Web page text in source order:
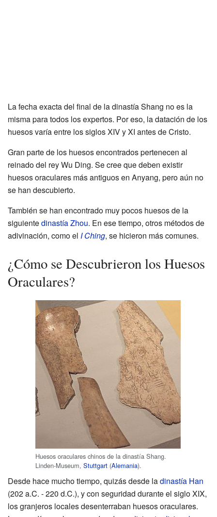
La fecha exacta del final de la dinastía Shang no es la
misma para todos los expertos. Por eso, la datación de los
huesos varía entre los siglos XIV y XI antes de Cristo.
Gran parte de los huesos encontrados pertenecen al
reinado del rey Wu Ding. Se cree que deben existir
huesos oraculares más antiguos en Anyang, pero aún no
se han descubierto.
También se han encontrado muy pocos huesos de la
siguientedinastía Zhou. En ese tiempo, otros métodos de
adivinación, como el I Ching, se hicieron más comunes.
¿Cómo se Descubrieron los Huesos
Oraculares?
Huesos oraculares chinos de la dinastía Shang.
Linden-Museum, Stuttgart (Alemania).
Desde hace mucho tiempo, quizás desde ladinastía Han
(202 a.C. - 220 d.C.), y con seguridad durante el siglo XIX,
los granjeros locales desenterraban huesos oraculares.